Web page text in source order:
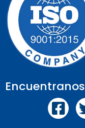
Encuentranos